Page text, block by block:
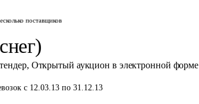
поставщиков
, Открытый аукцион в электронной форме
с 12.03.13 по 31.12.13